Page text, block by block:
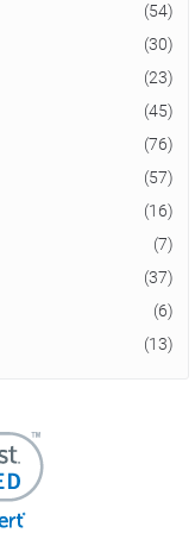
(54)
(30)
(23)
(45)
(76)
(57)
(16)
(7)
(37)
(6)
(13)